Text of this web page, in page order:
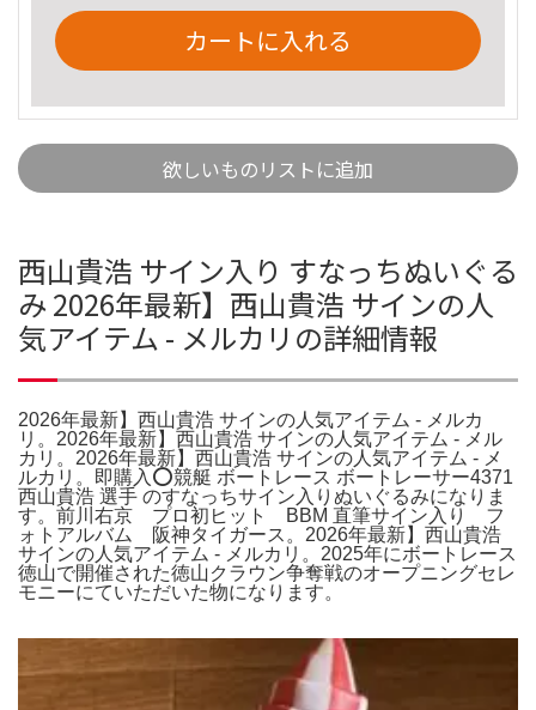
カートに入れる
欲しいものリストに追加
西山貴浩 サイン入り すなっちぬいぐる
み 2026年最新】西山貴浩 サインの人
気アイテム - メルカリの詳細情報
2026年最新】西山貴浩 サインの人気アイテム - メルカ
リ。2026年最新】西山貴浩 サインの人気アイテム - メル
カリ。2026年最新】西山貴浩 サインの人気アイテム - メ
ルカリ。即購入⭕️競艇 ボートレース ボートレーサー4371
西山貴浩 選手 のすなっちサイン入りぬいぐるみになりま
す。前川右京 プロ初ヒット BBM 直筆サイン入り フ
ォトアルバム 阪神タイガース。2026年最新】西山貴浩
サインの人気アイテム - メルカリ。2025年にボートレース
徳山で開催された徳山クラウン争奪戦のオープニングセレ
モニーにていただいた物になります。